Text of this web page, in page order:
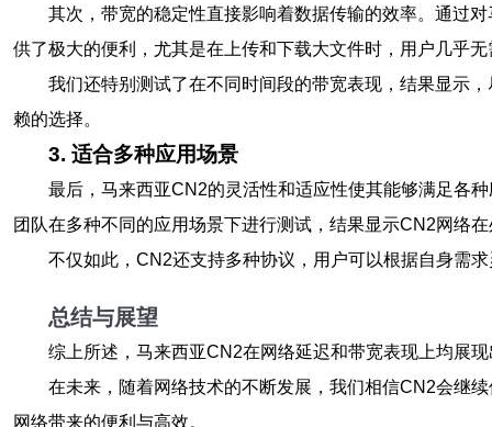
其次，带宽的稳定性直接影响着数据传输的效率。通过
供了极大的便利，尤其是在上传和下载大文件时，用户几乎
我们还特别测试了在不同时间段的带宽表现，结果显示
赖的选择。
3. 适合多种应用场景
最后，马来西亚CN2的灵活性和适应性使其能够满足各
团队在多种不同的应用场景下进行测试，结果显示CN2网络
不仅如此，CN2还支持多种协议，用户可以根据自身需
总结与展望
综上所述，马来西亚CN2在网络延迟和带宽表现上均展
在未来，随着网络技术的不断发展，我们相信CN2会继
网络带来的便利与高效。